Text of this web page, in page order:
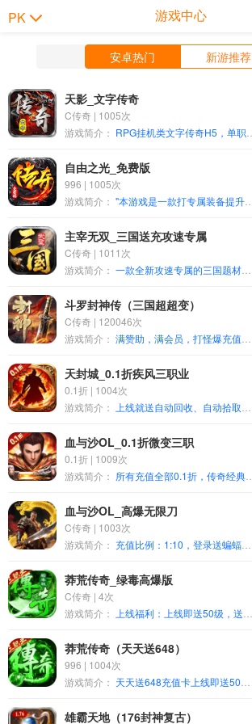
PK 游戏中心
安卓热门 新游推荐
天影_文字传奇
C传奇 | 1005次
游戏简介： RPG挂机类文字传奇H5，单职业出战，回收装备得元宝，一夜暴富不是梦；丰富多样的BOSS玩法，体验疯狂刷BOSS的快感，复古冰雪所有装备全部靠刷，无GM干预游戏，神器魔器自由搭配，小怪也能掉终极装备，全自动挂机回收。本游戏为经典挂机刷BOSS单职业传奇，通过不同BOSS掉落获取各类资源培养游戏角色，丰富多样的装备任玩家搭配。主线为自动打怪，前期主要玩法是PVE副本、PVP地图争夺BOSS，爆装备，洗装备。
自由之光_免费版
996 | 1005次
游戏简介： "本游戏是一款打专属装备提升类游戏，每个地图都有每种不同的专属，打到一件好的专属就能起飞！ 游戏内置丰富的剧情探险内容，玩家可以在体验趣味剧情的同时不断提高战力，告别传统枯燥的无脑刷怪玩法！
主宰无双_三国送充攻速专属
C传奇 | 1011次
游戏简介： 一款全新攻速专属的三国题材沉默版本。魏蜀吴三国争霸，三国名将录，招募三国名将，强大自身阵营，诸葛军师运筹帷幄之中决胜千里之外，八阵图成乾坤自在我手。可获得领取对应累充金额和货币，回归沉默打金传奇本色，一切装备货币材料靠打，时间称王！
斗罗封神传（三国超超变）
C传奇 | 120046次
游戏简介： 满赞助，满会员，打怪爆充值酷炫的装备《斗罗封神传》是一款三国题材传奇手游，招募三国名将与你并肩战斗，体验黄巾之乱、虎牢关之战、官渡之战等历史著名战场。获取华丽的技能，酷炫的装备，一起纵横三国乱世！
天封城_0.1折疾风三职业
0.1折 | 1004次
游戏简介：
上线就送自动回收、自动拾取、新人礼包送元宝*10000、铭文石*50、盟重回城石*50、随机传送石*50、强效太阳水*50、职业技能书*1、1888元超值礼包*1、幸运钥匙*1 经典三职业传奇手游是一款承载经典的多人在线ARPG游戏。游戏中有广袤的世界、多人在线玩法，提供丰富多样的团队PVP活动和全面的公会管理功能，让玩家体验纯正的传奇游戏。此外，还提供公平公正的竞技环境，丰富的PVE内容，包括挑战强大的BOSS和多样化的副本，让玩家重温经典的传奇战斗与冒险。内置自动挂机，升级不再困难！
血与沙OL_0.1折微变三职
0.1折 | 1009次
游戏简介： 所有充值全部0.1折，传奇经典重磅归来！全力打造更真实的画面、更丰富的玩法、更爽快的战斗。神装、生肖、专属装备霸气附体！外观拉风属性爆炸！兄弟一起来，打造最强帮会！无兄弟不传奇，一起创造辉煌！开启全民千人在线攻城，铸就王者霸业！
血与沙OL_高爆无限刀
C传奇 | 1003次
游戏简介： 充值比例：1:10，登录送蝙蝠侠时装（通用礼包cdk领取），首爆领灵符换打金卡（爆出材料不绑定）开局直送超级礼包码 二十年资深老策划出品沉默无限刀版本，玩法简单，上手容易，游戏内自备攻略，散人天堂，一张周卡打天下。首爆领灵符换打金卡，小号养大号，不为装备材料发愁。切割强化小神魔，无限刀刀刀暴击砍到爽，个人boss，专属副本，众多地图，挂机升级两不误。
莽荒传奇_绿毒高爆版
C传奇 | 4次
游戏简介：
上线福利：上线即送50级，送首充卡、黄金卡、钻石卡、至尊卡.免费首充：送“绝世无双”称号，刀刀绿毒特权，1.5倍爆率令牌.至尊特权：送职业高阶技能，送自动拾取、自动回收特权 莽荒传奇（绿毒高爆版）是一款全新火龙攻速神器传奇，三职业刀刀绿毒打怪效率拉满，三职业可自由转换，多种新颖玩法PK激情、鏖战沙巴克、跨服系统奖励丰厚。游戏开局还送豪华首充大礼包、黄金、钻石、至尊3大会员，海量红包终生赠送，真正为零氪玩家所打造，请上服耐心体验，保证您不虚此行！
莽荒传奇（天天送648）
996 | 1004次
游戏简介： 天天送648充值卡上线即送50级，送首充卡、钻石卡、至尊卡莽荒传奇（天天送648）是一款全新火龙攻速神器传奇，三职业刀刀绿毒打怪效率拉满，三职业可自由转换，多种新颖玩法PK激情、鏖战沙巴克、跨服系统奖励丰厚。游戏开局还送钻石、至尊3大会员，海量红包终生赠送，请上服耐心体验，保证您不虚此行！
雄霸天地（176封神复古）